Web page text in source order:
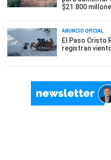
$21.800
ANUNCIO OFICIAL
El Paso Cristo
registran